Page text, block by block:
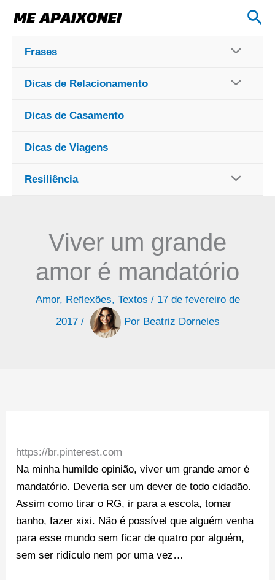
para
conteúdo
Frases
Dicas de Relacionamento
Dicas de Casamento
Dicas de Viagens
Resiliência
Viver um grande
amor é mandatório
Amor, Reflexões, Textos / 17 de fevereiro de
2017 / Por Beatriz Dorneles
https://br.pinterest.com
Na minha humilde opinião, viver um grande amor é
mandatório. Deveria ser um dever de todo cidadão.
Assim como tirar o RG, ir para a escola, tomar
banho, fazer xixi. Não é possível que alguém venha
para esse mundo sem ficar de quatro por alguém,
sem ser ridículo nem por uma vez…